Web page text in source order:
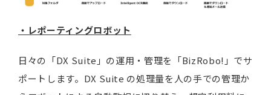
・レポーティングロボット
日々の「DX Suite」の運用・管理を「BizRobo!」でサ
ポートします。DX Suite の処理量を人の手での管理か